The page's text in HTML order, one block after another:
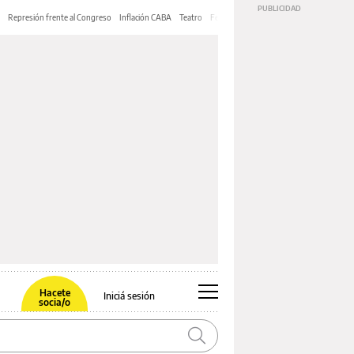
Represión frente al Congreso Inflación CABA Teatro Feria de Editores
Hacete
socia/o
Iniciá sesión